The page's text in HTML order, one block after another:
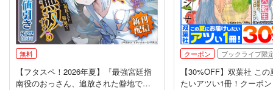
無料
【フタスペ！2026年夏】『最強宮廷指
南役のおっさん、追放された僻地で無
クーポン ブックライブ限
【30%OFF】双葉社 こ
たいアツい1冊！クーポン